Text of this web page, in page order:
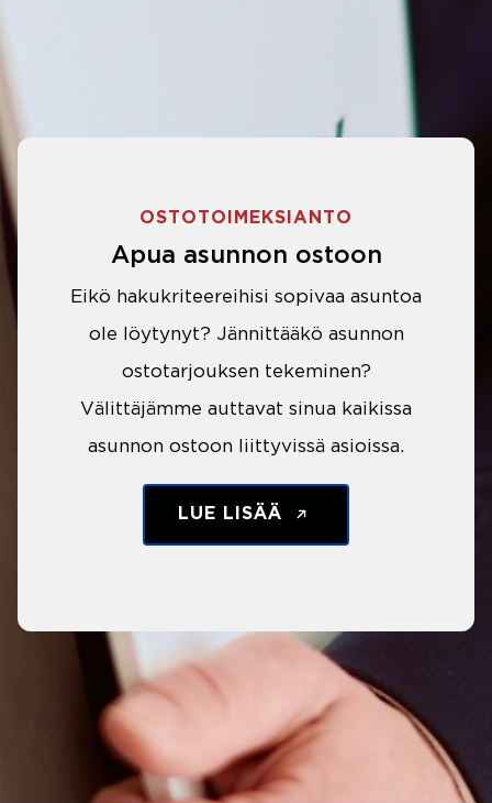
OSTOTOIMEKSIANTO
Apua asunnon ostoon
Eikö hakukriteereihisi sopivaa asuntoa
ole löytynyt? Jännittääkö asunnon
ostotarjouksen tekeminen?
Välittäjämme auttavat sinua kaikissa
asunnon ostoon liittyvissä asioissa.
LUE LISÄÄ